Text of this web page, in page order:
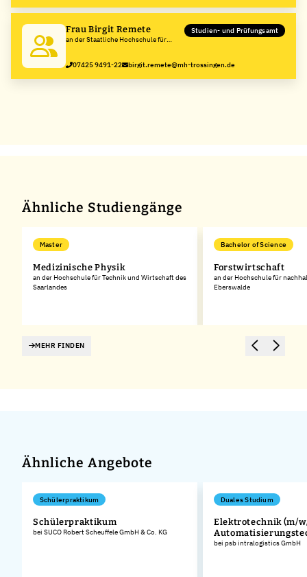
Frau Birgit Remete
an der Staatliche Hochschule für
Studien- und Prüfungsamt
07425 9491-22 birgit.remete@mh-trossingen.de
Ähnliche Studiengänge
Master
Medizinische Physik
an der Hochschule für Technik und Wirtschaft des
Saarlandes
Bachelor of Science
Forstwirtschaft
an der Hochschule für
Eberswalde
MEHR FINDEN
Ähnliche Angebote
Schülerpraktikum
Schülerpraktikum
bei SUCO Robert Scheuffele GmbH & Co. KG
Duales Studium
Elektrotechnik (m/
bei psb intralogistics GmbH